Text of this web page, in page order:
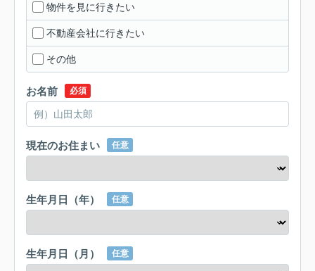
物件を見に行きたい
不動産会社に行きたい
その他
お名前 必須
現在のお住まい 任意
生年月日（年） 任意
生年月日（月） 任意